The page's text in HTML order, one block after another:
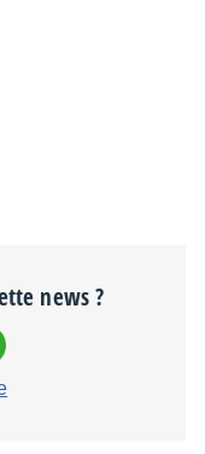
news ?